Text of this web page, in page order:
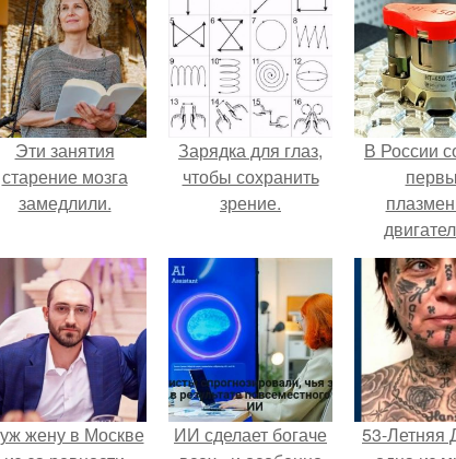
Эти занятия
старение мозга
замедлили.
Зарядка для глаз,
чтобы сохранить
зрение.
В России
жену в Москве
ИИ сделает богаче
53-Летняя